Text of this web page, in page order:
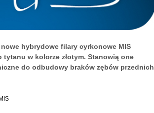
hybrydowe filary cyrkonowe MIS
w kolorze złotym. Stanowią one
do odbudowy braków zębów przednich
MIS